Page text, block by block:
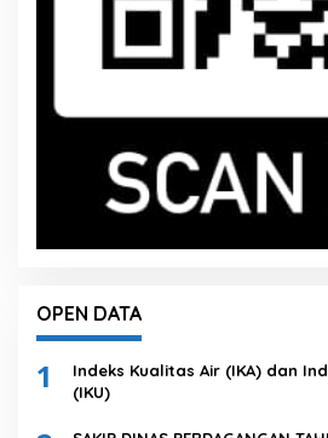
OPEN DATA
1
Indeks Kualitas Air (IKA) dan
(IKU)